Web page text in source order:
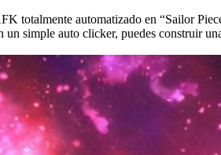
totalmente automatizado en “Sailor
simple auto clicker, puedes construir